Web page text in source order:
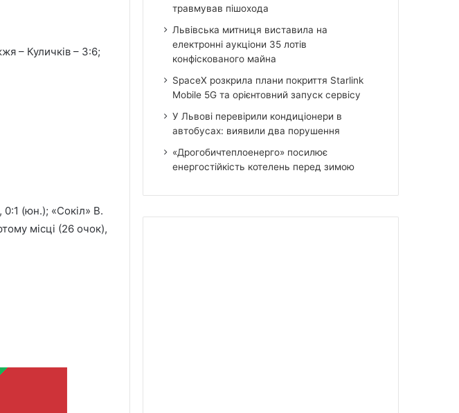
– Куличків – 3:6;
(юн.); «Сокіл» В.
місці (26 очок),
кондиціонери в
два порушення
травмував пішохода
Львівська митниця виставила на
електронні аукціони 35 лотів
конфіскованого майна
SpaceX розкрила плани покриття Starlink
Mobile 5G та орієнтовний запуск сервісу
У Львові перевірили кондиціонери в
автобусах: виявили два порушення
«Дрогобичтеплоенерго» посилює
енергостійкість котелень перед зимою